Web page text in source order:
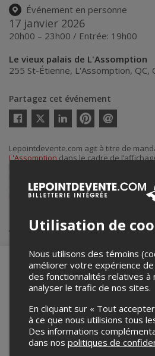
Événement en personne
17 janvier 2026
20h00 – 23h00 / Entrée: 19h00
Le vieux palais de L'Assomption
255 St-Étienne, L'Assomption, QC,
Partagez cet événement
Twitter
courriel
Lepointdevente.com agit à titre de
L'Assomptiondans le cadre de
Pour plus d’information à propos de cet
contacter l’organisateur de l’événement,
L'Assomption, àInfo@vieuxpalais.com.
Achat de billets
Merci de confirmer que
robot ci-
Utilisation de
Nous utilisons des témoins
améliorer votre expérience
des fonctionnalités relatives
analyser le trafic de nos sites.
En cliquant sur « Tout
à ce que nous utilisions tous
Des informations
dans nos politiques de